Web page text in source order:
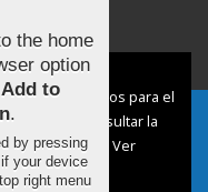
de
the home
option
Add to
.
by pressing
your device
right menu
cookies:
y de terceros para el
Puedes consultar la
Ver
y Cookies